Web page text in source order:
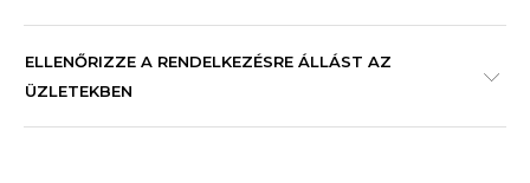
ELLENŐRIZZE A RENDELKEZÉSRE ÁLLÁST AZ
ÜZLETEKBEN